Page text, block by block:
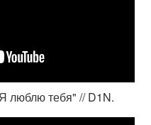
люблю тебя" // D1N.